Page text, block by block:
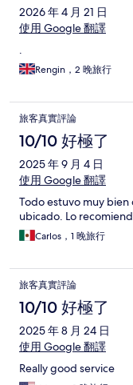
2026 年 4 月 21 日
使用 Google 翻譯
.
Rengin，2 晚旅行
旅客真實評論
10/10 好極了
2025 年 9 月 4 日
使用 Google 翻譯
Todo estuvo muy bien
ubicado. Lo
Carlos，1 晚旅行
旅客真實評論
10/10 好極了
2025 年 8 月 24 日
使用 Google 翻譯
Really good service